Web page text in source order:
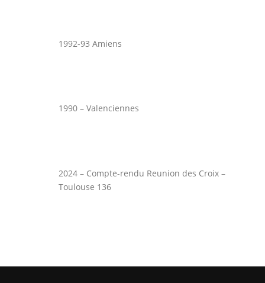
1992-93 Amiens
1990 – Valenciennes
2024 – Compte-rendu Reunion des Croix –
Toulouse 136